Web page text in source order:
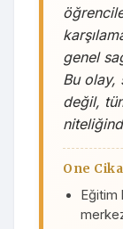
genel
Bu olay,
değil,
One
Eğitim